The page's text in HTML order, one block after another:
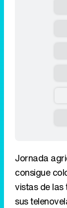
Jornada
consigue
vistas de las
sus